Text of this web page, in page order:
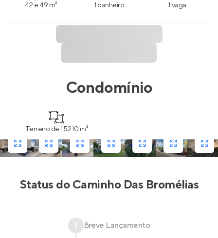
42 e 49 m² 1 banheiro 1 vaga
Condomínio
Terreno de 15210 m²
Status doCaminho Das Bromélias
1 Breve Lançamento